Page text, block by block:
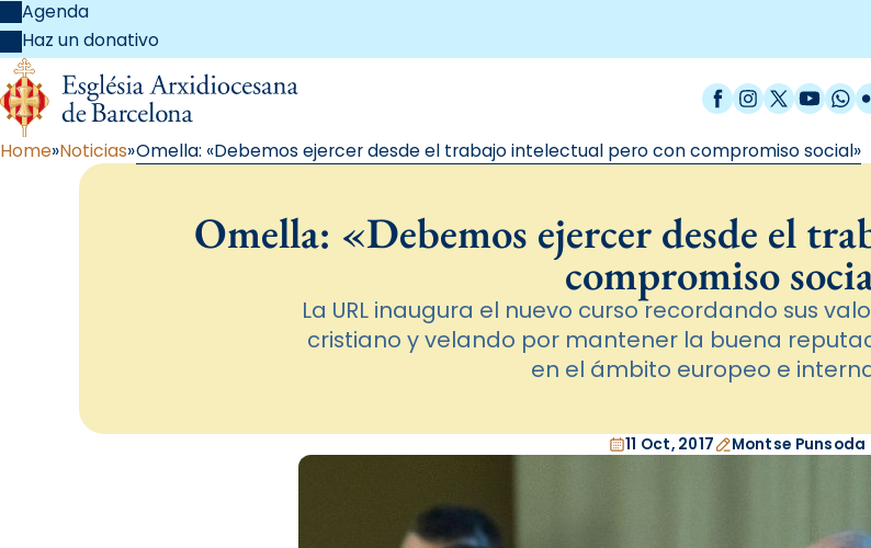
Agenda
Haz un donativo
Facebook
Instagram
X / Twitter
Home Noticias Omella: «Debemos ejercer desde el trabajo intelectual pero con compromiso social»
Omella: «Debemos ejercer desde el
compromiso
La URL inaugura el nuevo curso recordando sus
cristiano y velando por mantener la buena
en el ámbito europeo e
11 Oct, 2017 Montse Punsoda